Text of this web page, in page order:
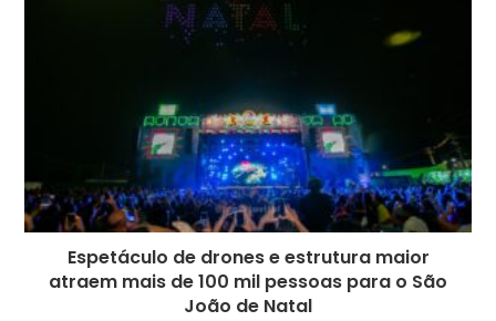
Espetáculo de drones e estrutura maior
atraem mais de 100 mil pessoas para o São
João de Natal